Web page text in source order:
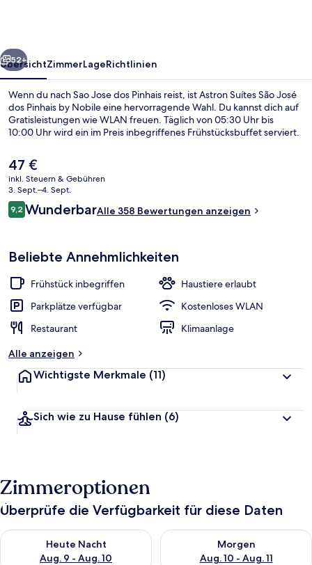
by
Nobile
Treppe
Weiter
52+
ÜbersichtZimmerLageRichtlinien
Wenn du nach Sao Jose dos Pinhais reist, ist Astron Suítes São José
dos Pinhais by Nobile eine hervorragende Wahl. Du kannst dich auf
Gratisleistungen wie WLAN freuen. Täglich von 05:30 Uhr bis
10:00 Uhr wird ein im Preis inbegriffenes Frühstücksbuffet serviert.
Der
aktuelle
Preis
beträgt
47 €.
47 €
inkl. Steuern & Gebühren
3. Sept.–4. Sept.
Bewertungen
9,29,2 von 10.
WunderbarAlle 358 Bewertungen anzeigen
Beliebte Annehmlichkeiten
Frühstück inbegriffen
Haustiere erlaubt
Parkplätze verfügbar
Kostenloses WLAN
Restaurant
Klimaanlage
Alle anzeigen
Wichtigste Merkmale (11)
Sich wie zu Hause fühlen (6)
Zimmeroptionen
Überprüfe die Verfügbarkeit für diese Daten
Heute Nacht
Aug. 9 - Aug. 10
Überprüfe die Verfügbarkeit für heute Nacht, Aug. 9 - Aug.
Morgen
Aug. 10 - Aug. 11
Überprüfe die Verfügbarkeit